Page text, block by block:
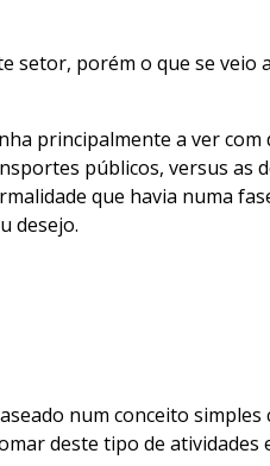
setor, porém o que se veio
principalmente a ver com
públicos, versus as
que havia numa
desejo.
num conceito simples
deste tipo de atividades